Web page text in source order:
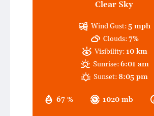
Clear Sky
67 % 1020 mb
Wind Gust:5 mph
Clouds:7%
Visibility: 10 km
Sunrise:6:01 am
Sunset:8:05 pm